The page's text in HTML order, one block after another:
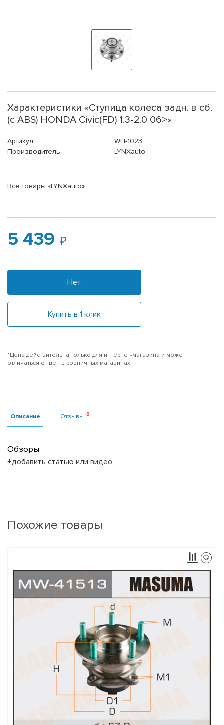
Характеристики «Ступица колеса задн. в сб.
(с ABS) HONDA Civic(FD) 1.3-2.0 06>»
Артикул
WH-1023
Производитель
LYNXauto
Все товары «LYNXauto»
5 439
Нет
Купить в 1 клик
*Цена действительна только для интернет-магазина и может
отличаться от цен в розничных магазинах
Описание Отзывы
Обзоры:
+добавить статью или видео
Похожие товары